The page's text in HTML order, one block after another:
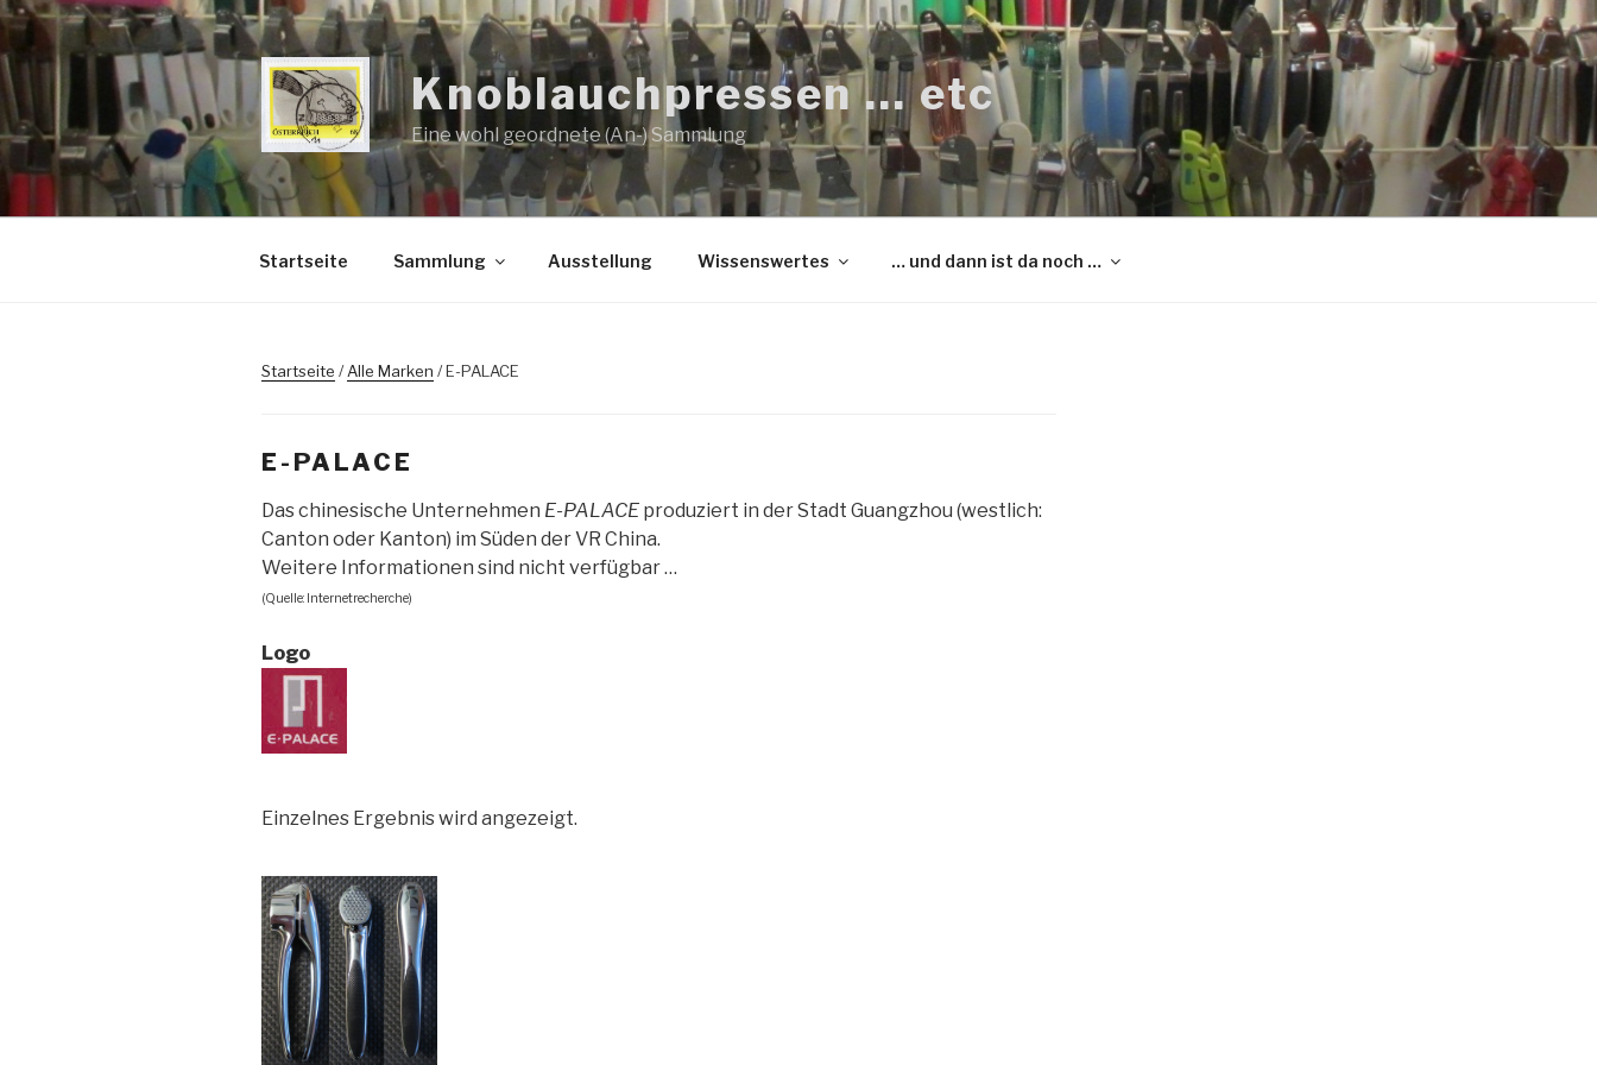
Zum
Inhalt
springen
Knoblauchpressen … etc
Eine wohl geordnete (An-) Sammlung
Startseite Sammlung Ausstellung Wissenswertes … und dann ist da noch …
Startseite /Alle Marken / E-PALACE
E-PALACE
Das chinesische Unternehmen E-PALACE produziert in der Stadt Guangzhou (westlich:
Canton oder Kanton) im Süden der VR China.
Weitere Informationen sind nicht verfügbar …
(Quelle: Internetrecherche)
Logo
Einzelnes Ergebnis wird angezeigt.